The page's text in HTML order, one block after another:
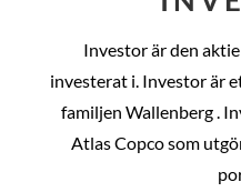
Investor är den
investerat i. Investor är
familjen Wallenberg .
Atlas Copco som